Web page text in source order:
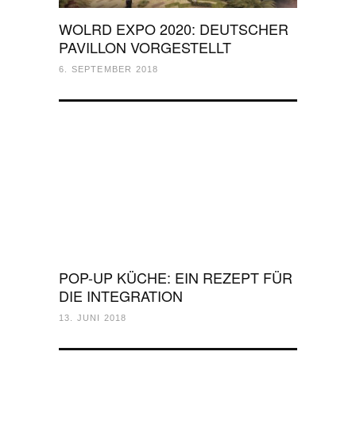
WOLRD EXPO 2020: DEUTSCHER
PAVILLON VORGESTELLT
6. SEPTEMBER 2018
POP-UP KÜCHE: EIN REZEPT FÜR
DIE INTEGRATION
13. JUNI 2018